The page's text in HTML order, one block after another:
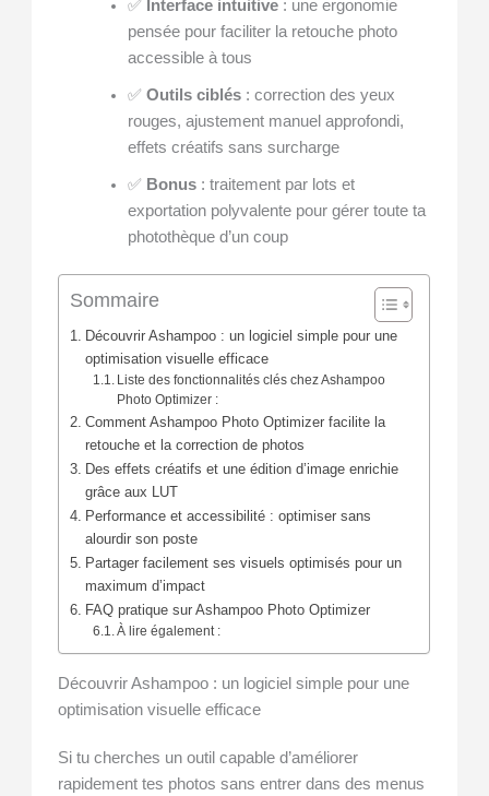
✅ Interface intuitive: une ergonomie
pensée pour faciliter la retouche photo
accessible à tous
✅ Outils ciblés: correction des yeux
rouges, ajustement manuel approfondi,
effets créatifs sans surcharge
✅ Bonus: traitement par lots et
exportation polyvalente pour gérer toute ta
photothèque d’un coup
Sommaire
Découvrir Ashampoo : un logiciel simple pour une
optimisation visuelle efficace
Liste des fonctionnalités clés chez Ashampoo
Photo Optimizer :
Comment Ashampoo Photo Optimizer facilite la
retouche et la correction de photos
Des effets créatifs et une édition d’image enrichie
grâce aux LUT
Performance et accessibilité : optimiser sans
alourdir son poste
Partager facilement ses visuels optimisés pour un
maximum d’impact
FAQ pratique sur Ashampoo Photo Optimizer
À lire également :
Découvrir Ashampoo : un logiciel simple pour une
optimisation visuelle efficace
Si tu cherches un outil capable d’améliorer
rapidement tes photos sans entrer dans des menus